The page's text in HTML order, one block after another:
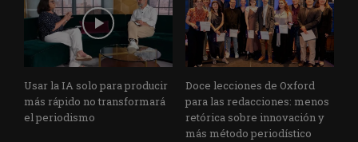
Usar la IA solo para producir
más rápido no transformará
el periodismo
Doce lecciones de Oxford
para las redacciones: menos
retórica sobre innovación y
más método periodístico